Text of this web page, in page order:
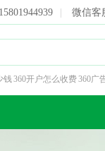
微信客
钱360开户怎么收费360广